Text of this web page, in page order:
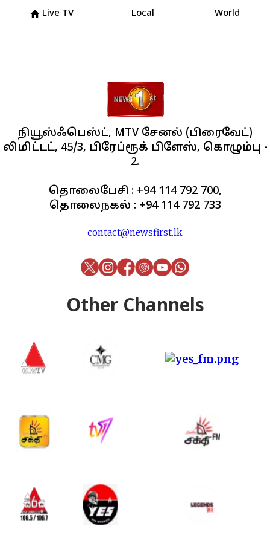
நியூஸ்ஃபெஸ்ட், MTV சேனல் (பிரைவேட்)
லிமிட்டட், 45/3, பிரேப்ரூக் பிளேஸ், கொழும்பு -
2.
தொலைபேசி : +94 114 792 700,
தொலைநகல் : +94 114 792 733
contact@newsfirst.lk
home Live TV Local World
Other Channels